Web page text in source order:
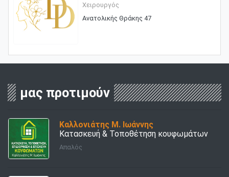
Χειρουργός
Ανατολικής Θράκης 47
μας προτιμούν
Καλλονιάτης Μ. Ιωάννης
Κατασκευή & Τοποθέτηση κουφωμάτων
Απαλός